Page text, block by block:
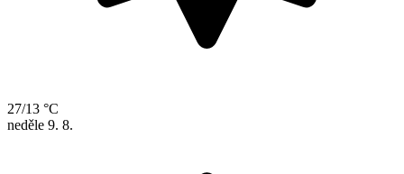
27/13 °C
neděle 9. 8.